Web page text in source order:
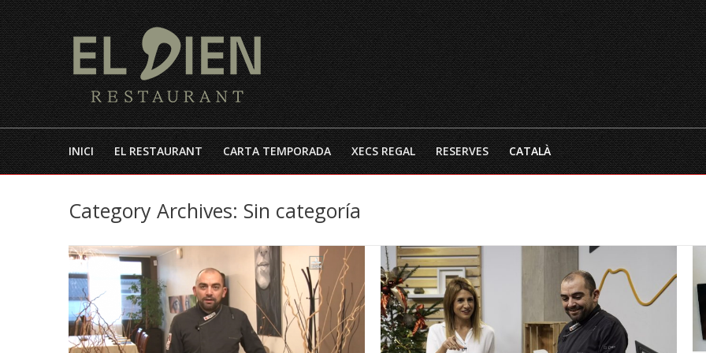
INICI EL RESTAURANT CARTA TEMPORADA XECS REGAL RESERVES CATALÀ
Category Archives: Sin categoría
INICI EL RESTAURANT CARTA